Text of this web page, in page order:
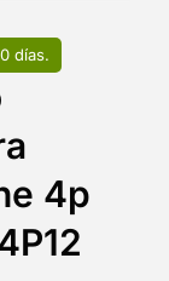
días.
4p